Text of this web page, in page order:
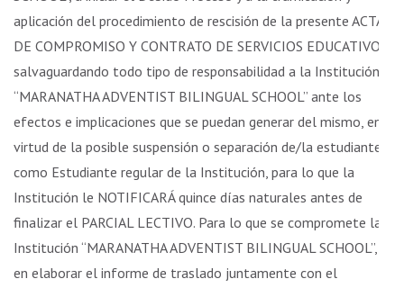
aplicación del procedimiento de rescisión de la presente ACTA
DE COMPROMISO Y CONTRATO DE SERVICIOS EDUCATIVOS,
salvaguardando todo tipo de responsabilidad a la Institución
“MARANATHA ADVENTIST BILINGUAL SCHOOL” ante los
efectos e implicaciones que se puedan generar del mismo, en
virtud de la posible suspensión o separación de/la estudiante
como Estudiante regular de la Institución, para lo que la
Institución le NOTIFICARÁ quince días naturales antes de
finalizar el PARCIAL LECTIVO. Para lo que se compromete la
Institución “MARANATHA ADVENTIST BILINGUAL SCHOOL”,
en elaborar el informe de traslado juntamente con el